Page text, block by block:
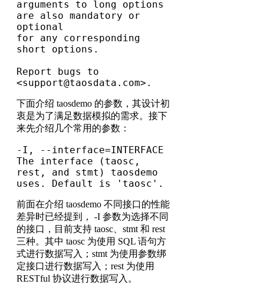
arguments to long options
are also mandatory or
optional
for any corresponding
short options.
Report bugs to
<support@taosdata.com>.
下面介绍 taosdemo 的参数，其设计初
衷是为了满足数据模拟的需求。接下
来先介绍几个常用的参数：
-I, --interface=INTERFACE
The interface (taosc,
rest, and stmt) taosdemo
uses. Default is 'taosc'.
前面在介绍 taosdemo 不同接口的性能
差异时已经提到， -I 参数为选择不同
的接口，目前支持 taosc、stmt 和 rest
三种。其中 taosc 为使用 SQL 语句方
式进行数据写入；stmt 为使用参数绑
定接口进行数据写入；rest 为使用
RESTful 协议进行数据写入。